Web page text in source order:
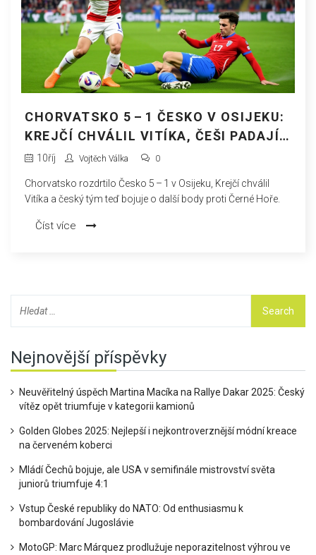
CHORVATSKO 5 – 1 ČESKO V OSIJEKU:
KREJČÍ CHVÁLIL VITÍKA, ČEŠI PADAJÍ
V TABULCE
10říj Vojtěch Válka 0
Chorvatsko rozdrtilo Česko 5 – 1 v Osijeku, Krejčí chválil
Vitíka a český tým teď bojuje o další body proti Černé Hoře.
Číst více
Nejnovější příspěvky
Neuvěřitelný úspěch Martina Macíka na Rallye Dakar 2025: Český
vítěz opět triumfuje v kategorii kamionů
Golden Globes 2025: Nejlepší i nejkontroverznější módní kreace
na červeném koberci
Mládí Čechů bojuje, ale USA v semifinále mistrovství světa
juniorů triumfuje 4:1
Vstup České republiky do NATO: Od enthusiasmu k
bombardování Jugoslávie
MotoGP: Marc Márquez prodlužuje neporazitelnost výhrou ve